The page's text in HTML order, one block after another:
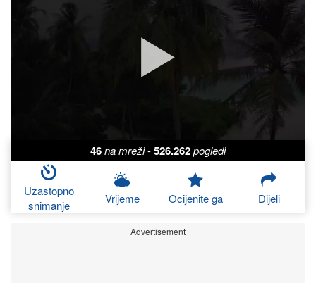
46na mreži-526.262pogledi
Uzastopno
snimanje
Vrijeme Ocijenite ga Dijeli
Advertisement